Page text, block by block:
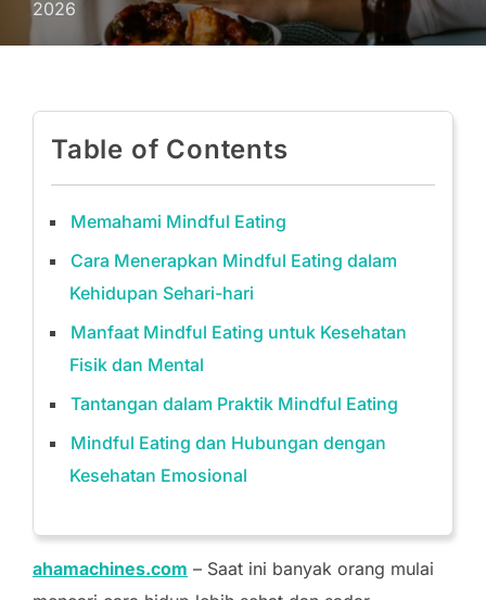
2026
Table of Contents
Memahami Mindful Eating
Cara Menerapkan Mindful Eating dalam
Kehidupan Sehari-hari
Manfaat Mindful Eating untuk Kesehatan
Fisik dan Mental
Tantangan dalam Praktik Mindful Eating
Mindful Eating dan Hubungan dengan
Kesehatan Emosional
ahamachines.com – Saat ini banyak orang mulai